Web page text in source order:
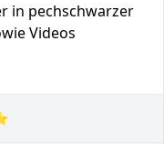
in pechschwarzer
Videos